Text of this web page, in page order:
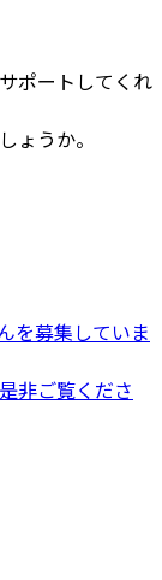
ポートしてくれ
ょうか。
を募集していま
非ご覧くださ